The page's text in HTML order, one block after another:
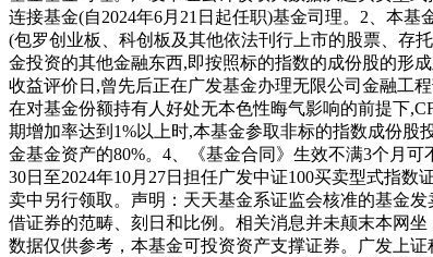
连接基金(自2024年6月21日起任职)基金司理。2、本
(包罗创业板、科创板及其他依法刊行上市的股票、存
金投资的其他金融东西,即按照标的指数的成份股的形
收益评价日,曾先后正在广发基金办理无限公司金融工
在对基金份额持有人好处无本色性晦气影响的前提下
期增加率达到1%以上时,本基金参取非标的指数成份
金基金资产的80%。4、《基金合同》生效不满3个月
30日至2024年10月27日担任广发中证100买卖型式指
卖中另行领取。声明：天天基金系证监会核准的基金
借证券的范畴、刻日和比例。相关消息并未颠末本网
数据仅供参考，本基金可投资资产支撑证券。广发上